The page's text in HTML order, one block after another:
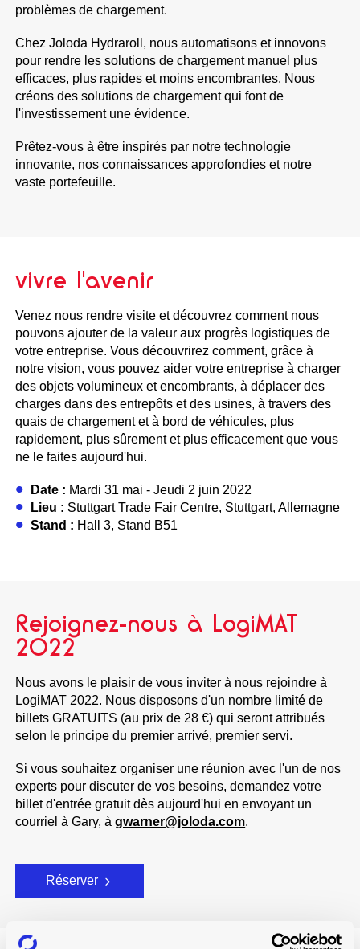
problèmes de chargement.
Chez Joloda Hydraroll, nous automatisons et innovons
pour rendre les solutions de chargement manuel plus
efficaces, plus rapides et moins encombrantes. Nous
créons des solutions de chargement qui font de
l'investissement une évidence.
Prêtez-vous à être inspirés par notre technologie
innovante, nos connaissances approfondies et notre
vaste portefeuille.
vivre l'avenir
Venez nous rendre visite et découvrez comment nous
pouvons ajouter de la valeur aux progrès logistiques de
votre entreprise. Vous découvrirez comment, grâce à
notre vision, vous pouvez aider votre entreprise à charger
des objets volumineux et encombrants, à déplacer des
charges dans des entrepôts et des usines, à travers des
quais de chargement et à bord de véhicules, plus
rapidement, plus sûrement et plus efficacement que vous
ne le faites aujourd'hui.
Date : Mardi 31 mai - Jeudi 2 juin 2022
Lieu : Stuttgart Trade Fair Centre, Stuttgart, Allemagne
Stand : Hall 3, Stand B51
Rejoignez-nous à LogiMAT
2022
Nous avons le plaisir de vous inviter à nous rejoindre à
LogiMAT 2022. Nous disposons d'un nombre limité de
billets GRATUITS (au prix de 28 €) qui seront attribués
selon le principe du premier arrivé, premier servi.
Si vous souhaitez organiser une réunion avec l'un de nos
experts pour discuter de vos besoins, demandez votre
billet d'entrée gratuit dès aujourd'hui en envoyant un
courriel à Gary, àgwarner@joloda.com.
Réserver